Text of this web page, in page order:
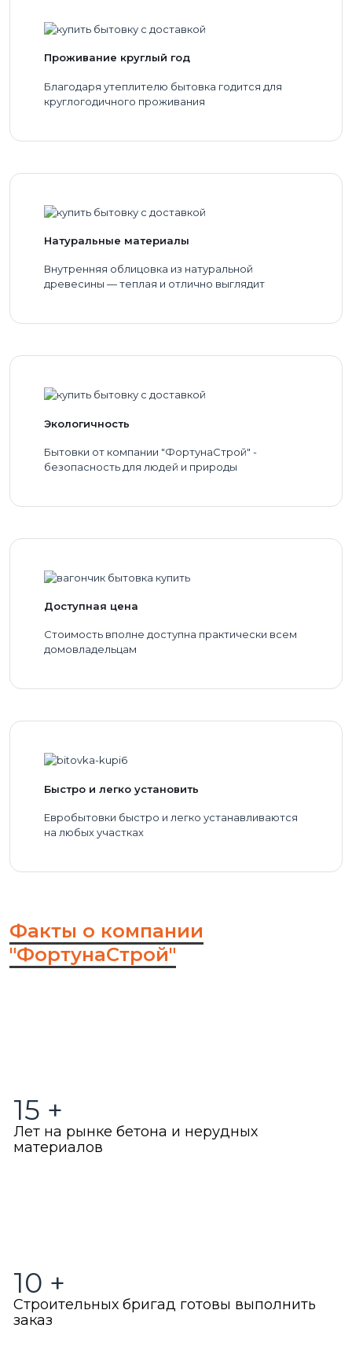
Проживание круглый год
Благодаря утеплителю бытовка годится для
круглогодичного проживания
Натуральные материалы
Внутренняя облицовка из натуральной
древесины — теплая и отлично выглядит
Экологичность
Бытовки от компании "ФортунаСтрой" -
безопасность для людей и природы
Доступная цена
Стоимость вполне доступна практически всем
домовладельцам
Быстро и легко установить
Евробытовки быстро и легко устанавливаются
на любых участках
Факты о компании
"ФортунаСтрой"
15 +
Лет на рынке бетона и нерудных
материалов
10 +
Строительных бригад готовы выполнить
заказ